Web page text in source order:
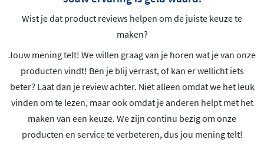
Wist je dat product reviews helpen om de juiste keuze te
maken?
Jouw mening telt! We willen graag van je horen wat je van onze
producten vindt! Ben je blij verrast, of kan er wellicht iets
beter? Laat dan je review achter. Niet alleen omdat we het leuk
vinden om te lezen, maar ook omdat je anderen helpt met het
maken van een keuze. We zijn continu bezig om onze
producten en service te verbeteren, dus jou mening telt!